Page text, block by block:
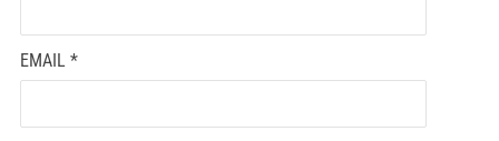
EMAIL *